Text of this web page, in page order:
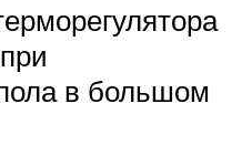
в большом